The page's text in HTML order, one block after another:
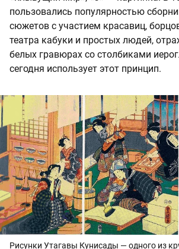
пользовались популярностью
сюжетов с участием красавиц,
театра кабуки и простых людей,
белых гравюрах со столбиками
сегодня использует этот принцип.
Рисунки Утагавы Кунисады — одного из